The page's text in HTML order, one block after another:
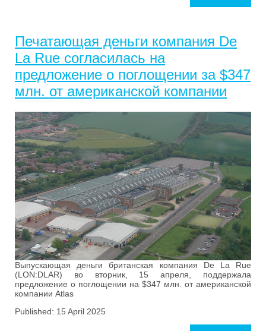
Печатающая деньги компания De
La Rue согласилась на
предложение о поглощении за $347
млн. ​​от американской компании
Выпускающая деньги британская компания De La Rue
(LON:DLAR) во вторник, 15 апреля, поддержала
предложение о поглощении на $347 млн. ​​от американской
компании Atlas
Published: 15 April 2025